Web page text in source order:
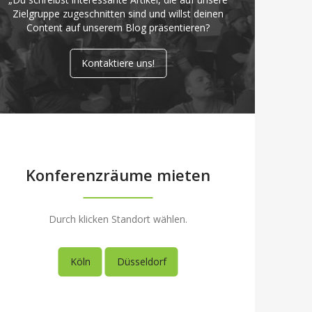
Zielgruppe zugeschnitten sind und willst deinen
Content auf unserem Blog präsentieren?
Kontaktiere uns!
Konferenzräume mieten
Durch klicken Standort wählen.
Köln Düsseldorf